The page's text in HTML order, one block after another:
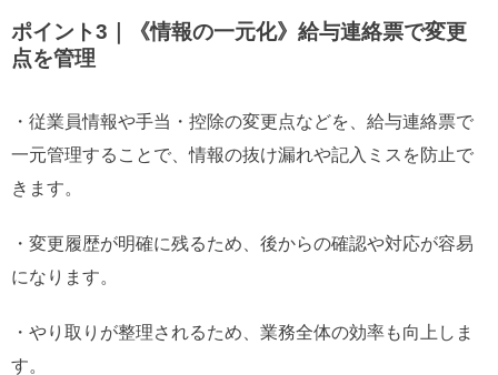
ポイント3｜《情報の一元化》給与連絡票で変更
点を管理
・従業員情報や手当・控除の変更点などを、給与連絡票で
一元管理することで、情報の抜け漏れや記入ミスを防止で
きます。
・変更履歴が明確に残るため、後からの確認や対応が容易
になります。
・やり取りが整理されるため、業務全体の効率も向上しま
す。